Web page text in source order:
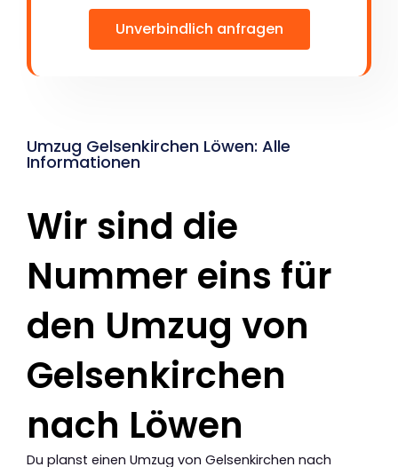
Unverbindlich anfragen
Umzug Gelsenkirchen Löwen: Alle
Informationen
Wir sind die
Nummer eins für
den Umzug von
Gelsenkirchen
nach Löwen
Du planst einen Umzug von Gelsenkirchen nach